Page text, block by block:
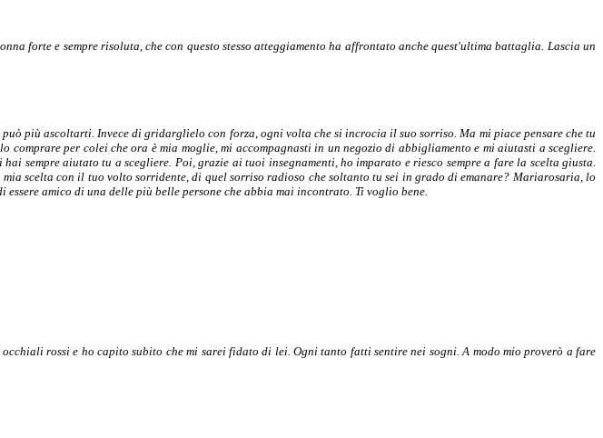
forte e sempre risoluta, che con questo stesso atteggiamento ha affrontato anche quest'ultima battaglia. Lascia un
più ascoltarti. Invece di gridarglielo con forza, ogni volta che si incrocia il suo sorriso. Ma mi piace pensare che tu
per colei che ora è mia moglie, mi accompagnasti in un negozio di abbigliamento e mi aiutasti a scegliere.
aiutato tu a scegliere. Poi, grazie ai tuoi insegnamenti, ho imparato e riesco sempre a fare la scelta giusta.
scelta con il tuo volto sorridente, di quel sorriso radioso che soltanto tu sei in grado di emanare? Mariarosaria, lo
amico di una delle più belle persone che abbia mai incontrato. Ti voglio bene.
rossi e ho capito subito che mi sarei fidato di lei. Ogni tanto fatti sentire nei sogni. A modo mio proverò a fare